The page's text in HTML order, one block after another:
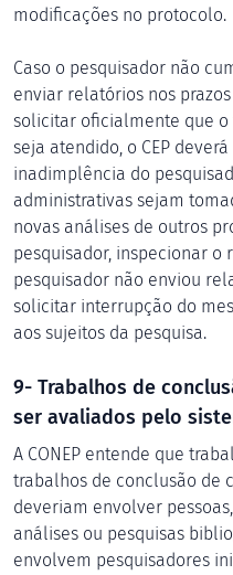
modificações no protocolo.
Caso o pesquisador não
enviar relatórios nos
solicitar oficialmente que o
seja atendido, o CEP
inadimplência do
administrativas sejam
novas análises de outros
pesquisador, inspecionar o
pesquisador não enviou
solicitar interrupção do
aos sujeitos da pesquisa.
9- Trabalhos de
ser avaliados pelo
A CONEP entende que
trabalhos de conclusão de
deveriam envolver
análises ou pesquisas
envolvem pesquisadores